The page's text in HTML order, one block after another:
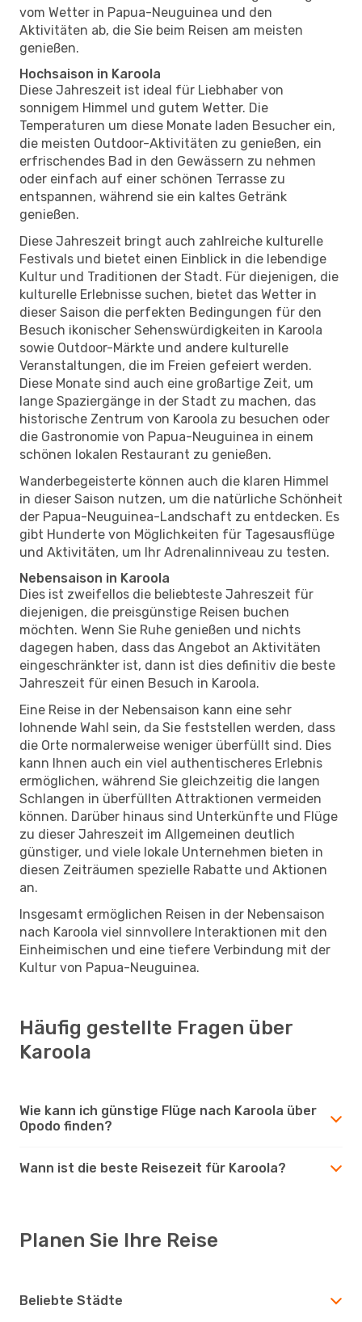
vom Wetter in Papua-Neuguinea und den
Aktivitäten ab, die Sie beim Reisen am meisten
genießen.
Hochsaison in Karoola
Diese Jahreszeit ist ideal für Liebhaber von
sonnigem Himmel und gutem Wetter. Die
Temperaturen um diese Monate laden Besucher ein,
die meisten Outdoor-Aktivitäten zu genießen, ein
erfrischendes Bad in den Gewässern zu nehmen
oder einfach auf einer schönen Terrasse zu
entspannen, während sie ein kaltes Getränk
genießen.
Diese Jahreszeit bringt auch zahlreiche kulturelle
Festivals und bietet einen Einblick in die lebendige
Kultur und Traditionen der Stadt. Für diejenigen, die
kulturelle Erlebnisse suchen, bietet das Wetter in
dieser Saison die perfekten Bedingungen für den
Besuch ikonischer Sehenswürdigkeiten in Karoola
sowie Outdoor-Märkte und andere kulturelle
Veranstaltungen, die im Freien gefeiert werden.
Diese Monate sind auch eine großartige Zeit, um
lange Spaziergänge in der Stadt zu machen, das
historische Zentrum von Karoola zu besuchen oder
die Gastronomie von Papua-Neuguinea in einem
schönen lokalen Restaurant zu genießen.
Wanderbegeisterte können auch die klaren Himmel
in dieser Saison nutzen, um die natürliche Schönheit
der Papua-Neuguinea-Landschaft zu entdecken. Es
gibt Hunderte von Möglichkeiten für Tagesausflüge
und Aktivitäten, um Ihr Adrenalinniveau zu testen.
Nebensaison in Karoola
Dies ist zweifellos die beliebteste Jahreszeit für
diejenigen, die preisgünstige Reisen buchen
möchten. Wenn Sie Ruhe genießen und nichts
dagegen haben, dass das Angebot an Aktivitäten
eingeschränkter ist, dann ist dies definitiv die beste
Jahreszeit für einen Besuch in Karoola.
Eine Reise in der Nebensaison kann eine sehr
lohnende Wahl sein, da Sie feststellen werden, dass
die Orte normalerweise weniger überfüllt sind. Dies
kann Ihnen auch ein viel authentischeres Erlebnis
ermöglichen, während Sie gleichzeitig die langen
Schlangen in überfüllten Attraktionen vermeiden
können. Darüber hinaus sind Unterkünfte und Flüge
zu dieser Jahreszeit im Allgemeinen deutlich
günstiger, und viele lokale Unternehmen bieten in
diesen Zeiträumen spezielle Rabatte und Aktionen
an.
Insgesamt ermöglichen Reisen in der Nebensaison
nach Karoola viel sinnvollere Interaktionen mit den
Einheimischen und eine tiefere Verbindung mit der
Kultur von Papua-Neuguinea.
Häufig gestellte Fragen über
Karoola
Wie kann ich günstige Flüge nach Karoola über
Opodo finden?
Wann ist die beste Reisezeit für Karoola?
Planen Sie Ihre Reise
Beliebte Städte